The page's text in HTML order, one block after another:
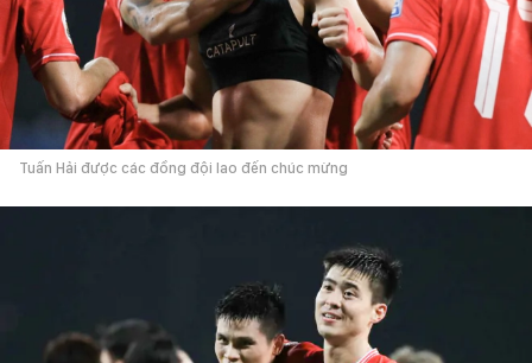
Tuấn Hải được các đồng đội lao đến chúc mừng